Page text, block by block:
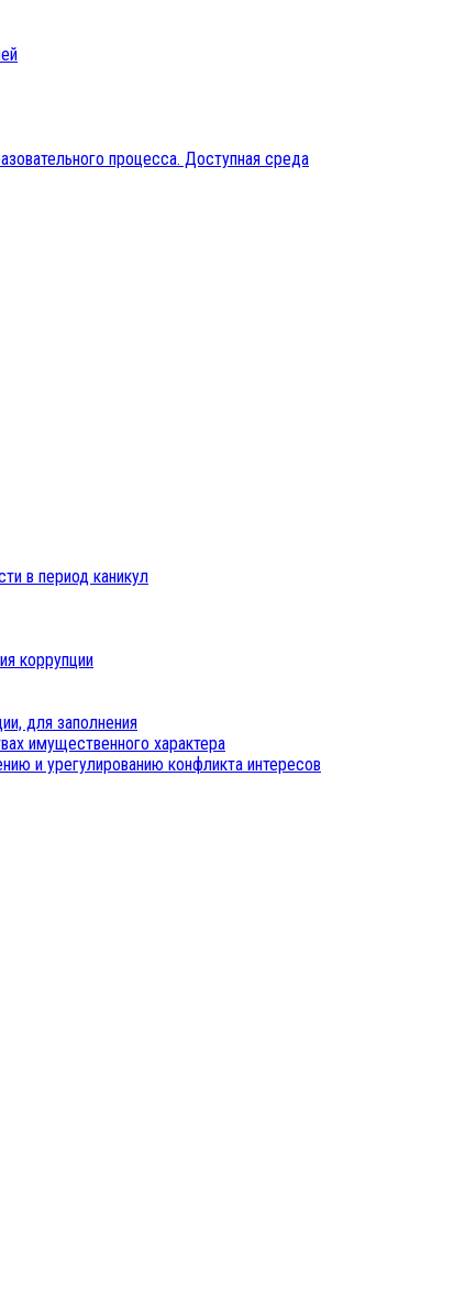
процесса. Доступная среда
в период каникул
коррупции
для заполнения
имущественного характера
и урегулированию конфликта интересов